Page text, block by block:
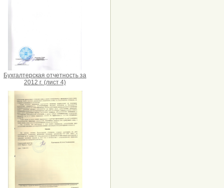
Бухгалтерская отчетность за
2012 г. (лист 4)